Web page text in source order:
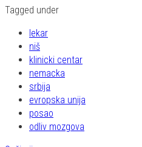
Tagged under
lekar
niš
klinicki centar
nemacka
srbija
evropska unija
posao
odliv mozgova